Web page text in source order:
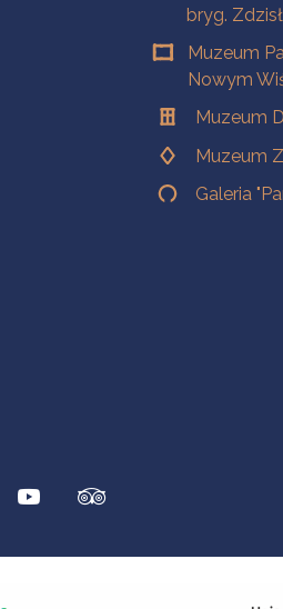
bryg.
Muzeum
Nowym
Muzeum
Muzeum
Galeria